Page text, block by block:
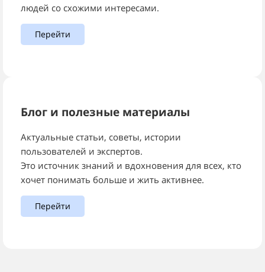
людей со схожими интересами.
Перейти
Блог и полезные материалы
Актуальные статьи, советы, истории
пользователей и экспертов.
Это источник знаний и вдохновения для всех, кто
хочет понимать больше и жить активнее.
Перейти